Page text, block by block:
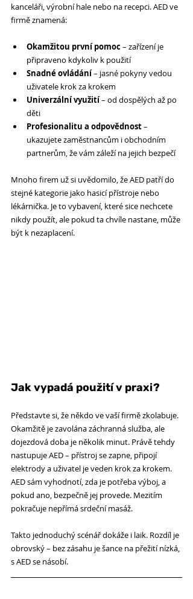
kanceláři, výrobní hale nebo na recepci. AED ve
firmě znamená:
Okamžitou první pomoc – zařízení je
připraveno kdykoliv k použití
Snadné ovládání – jasné pokyny vedou
uživatele krok za krokem
Univerzální využití – od dospělých až po
děti
Profesionalitu a odpovědnost –
ukazujete zaměstnancům i obchodním
partnerům, že vám záleží na jejich bezpečí
Mnoho firem už si uvědomilo, že AED patří do
stejné kategorie jako hasicí přístroje nebo
lékárnička. Je to vybavení, které sice nechcete
nikdy použít, ale pokud ta chvíle nastane, může
být k nezaplacení.
Jak vypadá použití v praxi?
Představte si, že někdo ve vaší firmě zkolabuje.
Okamžitě je zavolána záchranná služba, ale
dojezdová doba je několik minut. Právě tehdy
nastupuje AED – přístroj se zapne, připojí
elektrody a uživatel je veden krok za krokem.
AED sám vyhodnotí, zda je potřeba výboj, a
pokud ano, bezpečně jej provede. Mezitím
pokračuje nepřímá srdeční masáž.
Takto jednoduchý scénář dokáže i laik. Rozdíl je
obrovský – bez zásahu je šance na přežití nízká,
s AED se násobí.